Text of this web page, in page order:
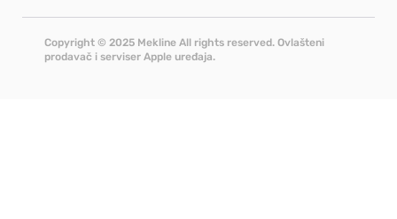
Copyright © 2025 Mekline All rights reserved. Ovlašteni
prodavač i serviser Apple uređaja.